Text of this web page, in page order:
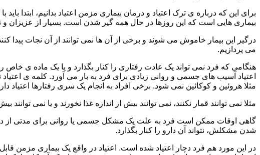
برای این که درباره ی ترک اعتیاد و درمان بیماری مزمن اعتیاد بدانیم، ابتدا باید
بیماری هایی است که این روزها در حال همه گیر شدن است. بسیار از عزیزان و
درگیر این بیمار خاموش می شوند و برخی از آن ها نمی توانند از آن نجات پیدا
می پردازیم.
هنگامی که فرد نمی تواند یک عادت رفتاری را کنار بگذارد و یا یک ماده ی
اعتیاد آسیب های جسمی و روانی زیادی برای فرد به بار می آورد. کلمه ی
مثلا هروئین و کوکائین نمی شود. برخی افراد به انجام یک سری رفتارها اعتیاد
مثلا نمی توانند قمار نکنند، نمی توانند بیش از اندازه غذا نخورند و یا نمی توانند
گاهی اوقات ممکن است فرد به علت یک مشکل جسمی یا روانی برای مدتی از
شدن مشکلش، نتواند آن دارو را کنار بگذارد.
در این مورد هم فرد دچار اعتیاد شده است. اعتیاد در واقع یک بیماری مزمن